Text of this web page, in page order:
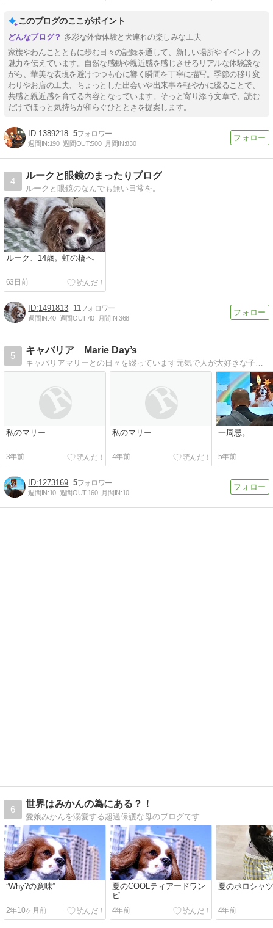
このブログのここがポイント
多彩な外食体験と犬連れの楽しみな工夫
家族やわんことともに歩む日々の記録を通して、新しい場所やイベントの
魅力を伝えています。自然な感動や親近感を感じさせるリアルな体験談な
がら、華美な表現を避けつつも心に響く瞬間を丁寧に描写。季節の移り変
わりやお店の工夫、ちょっとした出会いや出来事を軽やかに綴ることで、
共感と親近感を育てる内容となっています。そっと寄り添う文章で、読む
だけでほっと気持ちが和らぐひとときを提案します。
1389218 5
週間IN:190 週間OUT:500 月間IN:830
4
ルークと眼鏡のまったりブログ
ルークと眼鏡のなんでも無い日常を。
ルーク、14歳。虹の橋へ
63日前
1491813 11
週間IN:40 週間OUT:40 月間IN:368
5
キャバリア Marie Day’s
キャバリアマリーとの日々を綴っています元気で人が大好きな子です
私のマリー
3年前
私のマリー
4年前
一周忌。
5年前
1273169 5
週間IN:10 週間OUT:160 月間IN:10
6
世界はみかんの為にある？！
愛娘みかんを溺愛する超過保護な母のブログです
”Why?の意味”
2年10ヶ月前
夏のCOOLティアードワン
ピ
4年前
夏のポロシャ
4年前